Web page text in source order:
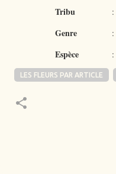
Tribu :
Genre :
Espèce :
LES FLEURS PAR ARTICLE